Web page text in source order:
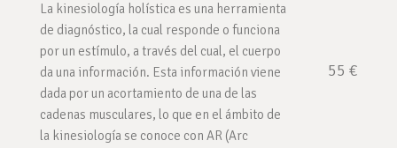
La kinesiología holística es una herramienta
de diagnóstico, la cual responde o funciona
por un estímulo, a través del cual, el cuerpo
da una información. Esta información viene
dada por un acortamiento de una de las
cadenas musculares, lo que en el ámbito de
la kinesiología se conoce con AR (Arc
55 €